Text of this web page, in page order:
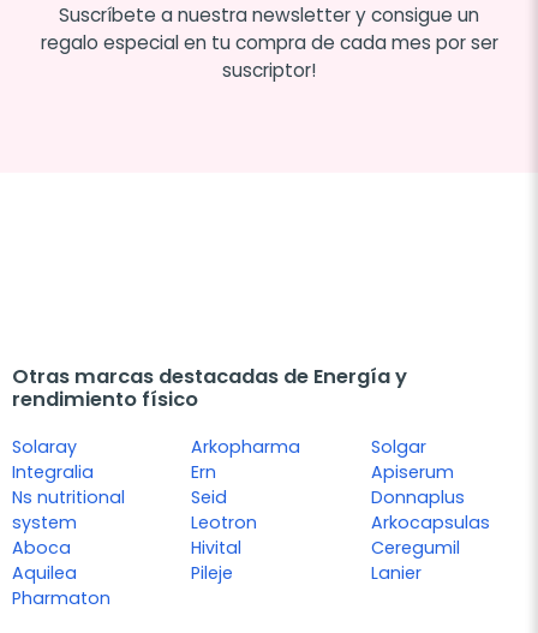
Suscríbete a nuestra newsletter y consigue un
regalo especial en tu compra de cada mes por ser
suscriptor!
Otras marcas destacadas de Energía y
rendimiento físico
Solaray
Integralia
Ns nutritional
system
Aboca
Aquilea
Pharmaton
Arkopharma
Ern
Seid
Leotron
Hivital
Pileje
Solgar
Apiserum
Donnaplus
Arkocapsulas
Ceregumil
Lanier